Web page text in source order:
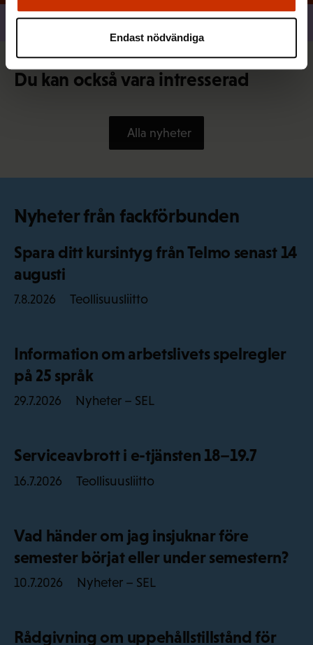
Endast nödvändiga
Dela
Du kan också vara intresserad
Alla nyheter
Nyheter från fackförbunden
Spara ditt kursintyg från Telmo senast 14
augusti
7.8.2026 Teollisuusliitto
Information om arbetslivets spelregler
på 25 språk
29.7.2026 Nyheter – SEL
Serviceavbrott i e-tjänsten 18–19.7
16.7.2026 Teollisuusliitto
Vad händer om jag insjuknar före
semester börjat eller under semestern?
10.7.2026 Nyheter – SEL
Rådgivning om uppehållstillstånd för